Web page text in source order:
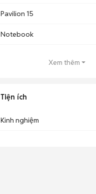
Pavilion 15
Notebook
Xem thêm
Tiện ích
Kinh nghiệm